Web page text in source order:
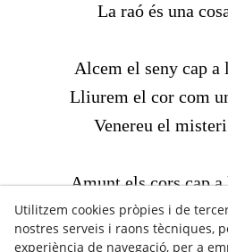
La raó és una
Alcem el seny cap a
Lliurem el cor com
Venereu el
Amunt els cors cap a
Ara passa una
Utilitzem cookies pròpies i de
nostres serveis i raons tècniques,
experiència de navegació, per a